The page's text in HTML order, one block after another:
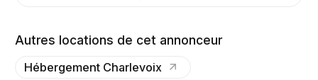
Autres locations de cet annonceur
Hébergement Charlevoix